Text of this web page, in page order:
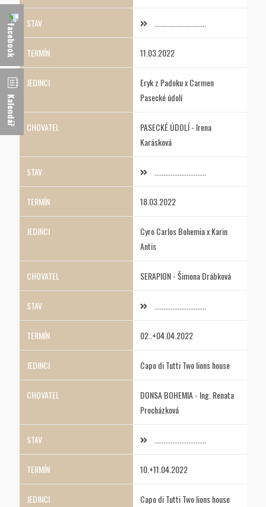
11.03.2022
Eryk z Padoku x Carmen
Pasecké údolí
PASECKÉ ÚDOLÍ - Irena
Karásková
18.03.2022
Cyro Carlos Bohemia x Karin
Antis
SERAPION - Šimona Drábková
02..+04.04.2022
Capo di Tutti Two lions house
DONSA BOHEMIA - Ing. Renata
Procházková
10.+11.04.2022
Capo di Tutti Two lions house
Kalendář